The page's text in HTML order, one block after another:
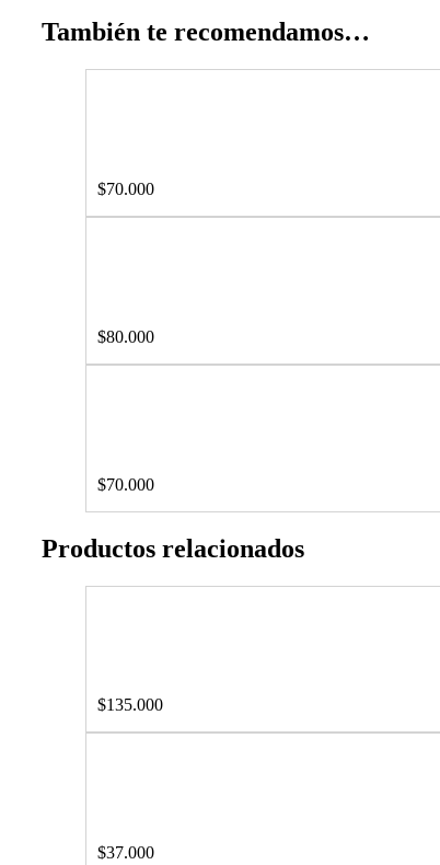
También te recomendamos…
$70.000
$80.000
$70.000
Productos relacionados
$135.000
$37.000